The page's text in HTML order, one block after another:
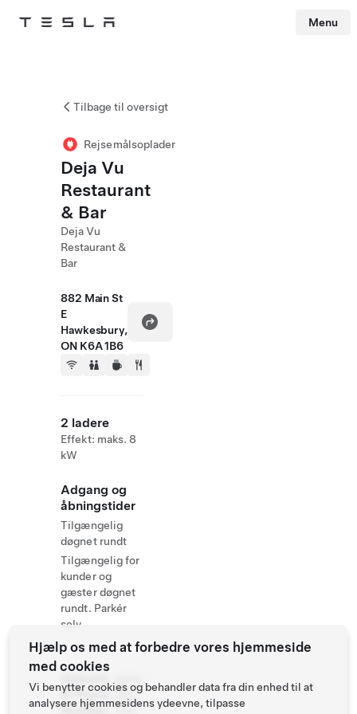
Tesla Menu
Tilbage til oversigt
Rejsemålsoplader
Deja Vu
Restaurant
& Bar
Deja Vu
Restaurant &
Bar
882 Main St
E
Hawkesbury,
ON K6A 1B6
2 ladere
Effekt: maks. 8
kW
Adgang og
åbningstider
Tilgængelig
døgnet rundt
Tilgængelig for
kunder og
gæster døgnet
rundt. Parkér
selv
& Phone
Number
632-
0111
Hjælp os med at forbedre vores hjemmeside
med cookies
Vi benytter cookies og behandler data fra din enhed til at
analysere hjemmesidens ydeevne, tilpasse